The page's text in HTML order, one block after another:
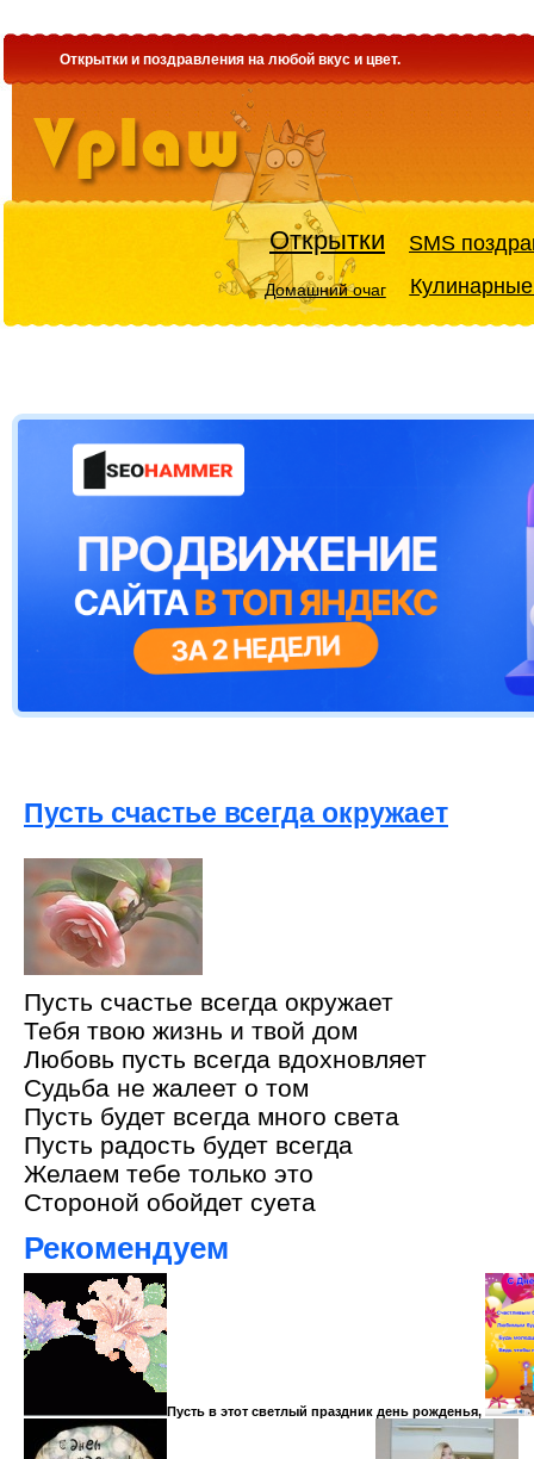
Открытки и поздравления на любой вкус и цвет.
Открытки SMS
Домашний очаг
Пусть счастье всегда окружает
Пусть счастье всегда окружает
Тебя твою жизнь и твой дом
Любовь пусть всегда вдохновляет
Судьба не жалеет о том
Пусть будет всегда много света
Пусть радость будет всегда
Желаем тебе только это
Стороной обойдет суета
Рекомендуем
Пусть в этот светлый праздник день рожденья,